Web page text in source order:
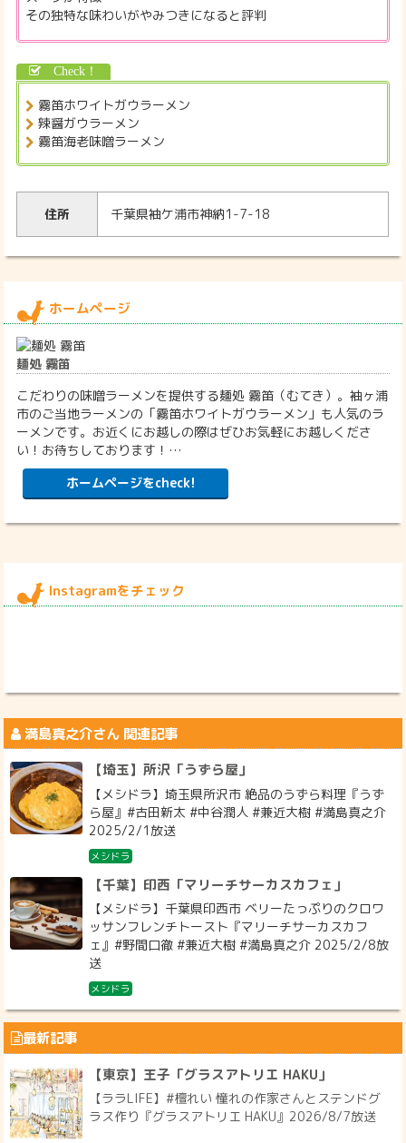
その独特な味わいがやみつきになると評判
霧笛ホワイトガウラーメン
辣醤ガウラーメン
霧笛海老味噌ラーメン
住所 千葉県袖ケ浦市神納1-7-18
ホームページ
麺処 霧笛
こだわりの味噌ラーメンを提供する麺処 霧笛（むてき）。袖ヶ浦
市のご当地ラーメンの「霧笛ホワイトガウラーメン」も人気のラ
ーメンです。お近くにお越しの際はぜひお気軽にお越しくださ
い！お待ちしております！…
ホームページをcheck!
Instagramをチェック
満島真之介さん 関連記事
【埼玉】所沢「うずら屋」
【メシドラ】埼玉県所沢市 絶品のうずら料理『うず
ら屋』#古田新太 #中谷潤人 #兼近大樹 #満島真之介
2025/2/1放送
メシドラ
【千葉】印西「マリーチサーカスカフェ」
【メシドラ】千葉県印西市 ベリーたっぷりのクロワ
ッサンフレンチトースト『マリーチサーカスカフ
ェ』#野間口徹 #兼近大樹 #満島真之介 2025/2/8放
送
メシドラ
最新記事
【東京】王子「グラスアトリエ HAKU」
【ララLIFE】#檀れい 憧れの作家さんとステンドグ
ラス作り『グラスアトリエ HAKU』2026/8/7放送